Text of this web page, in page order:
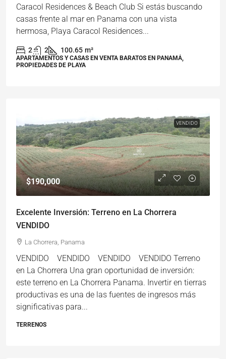
Caracol Residences & Beach Club Si estás buscando
casas frente al mar en Panama con una vista
hermosa, Playa Caracol Residences...
2 2 100.65 m²
APARTAMENTOS Y CASAS EN VENTA BARATOS EN PANAMÁ,
PROPIEDADES DE PLAYA
VENDIDO
$190,000
Excelente Inversión: Terreno en La Chorrera
VENDIDO
La Chorrera, Panama
VENDIDO VENDIDO VENDIDO VENDIDO Terreno
en La Chorrera Una gran oportunidad de inversión:
este terreno en La Chorrera Panama. Invertir en tierras
productivas es una de las fuentes de ingresos más
significativas para...
TERRENOS